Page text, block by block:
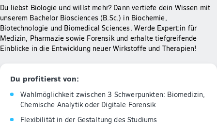
Du liebst Biologie und willst mehr? Dann vertiefe dein Wissen mit
unserem Bachelor Biosciences (B.Sc.) in Biochemie,
Biotechnologie und Biomedical Sciences. Werde Expert:in für
Medizin, Pharmazie sowie Forensik und erhalte tiefgreifende
Einblicke in die Entwicklung neuer Wirkstoffe und Therapien!
Du profitierst von:
Wahlmöglichkeit zwischen 3 Schwerpunkten: Biomedizin,
Chemische Analytik oder Digitale Forensik
Flexibilität in der Gestaltung des Studiums